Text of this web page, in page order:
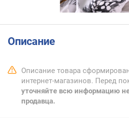
Описание
Описание товара
интернет-магазинов. Перед
уточняйте всю информацию
продавца.